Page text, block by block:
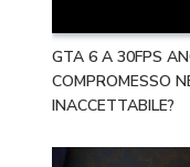
GTA 6 A 30FPS
COMPROMESSO
INACCETTABILE?